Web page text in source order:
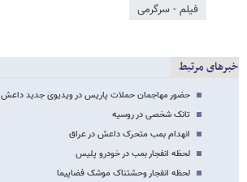
فیلم - سرگرمی
خبرهای مرتبط
حضور مهاجمان حملات پاریس در ویدیوی جدید داعش
تانک شخصی در روسیه
انهدام بمب متحرک داعش در عراق
لحظه انفجار بمب در خودرو پلیس
لحظه انفجار وحشتناک موشک فضاپیما